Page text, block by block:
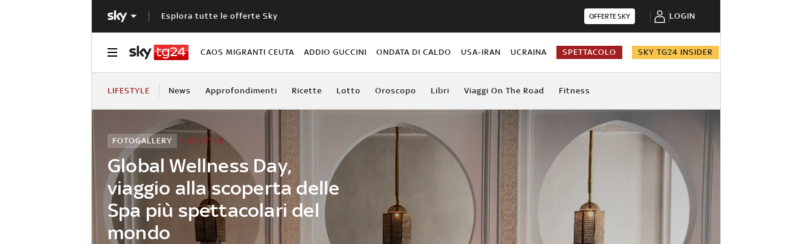
Esplora tutte le offerte Sky OFFERTE SKY LOGIN
CAOS MIGRANTI CEUTA ADDIO GUCCINI ONDATA DI CALDO USA-IRAN UCRAINA SPETTACOLO SKY TG24 INSIDER
LIFESTYLE News Approfondimenti Ricette Lotto Oroscopo Libri Viaggi On The Road Fitness
Global Wellness Day,
viaggio alla scoperta delle
Spa più spettacolari del
mondo
LIFESTYLE
FOTOGALLERY